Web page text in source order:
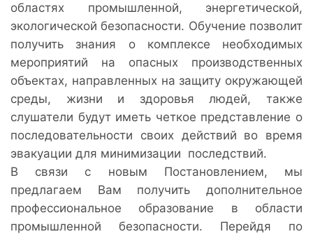
областях промышленной, энергетической,
экологической безопасности. Обучение позволит
получить знания о комплексе необходимых
мероприятий на опасных производственных
объектах, направленных на защиту окружающей
среды, жизни и здоровья людей, также
слушатели будут иметь четкое представление о
последовательности своих действий во время
эвакуации для минимизации последствий.
В связи с новым Постановлением, мы
предлагаем Вам получить дополнительное
профессиональное образование в области
промышленной безопасности. Перейдя по